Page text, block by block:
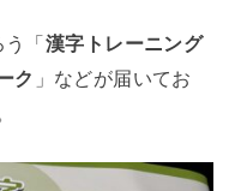
う「漢字トレーニング
ク 」などが届いてお